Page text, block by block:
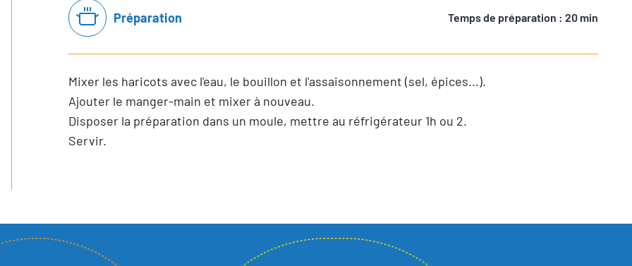
Préparation Temps de préparation : 20 min
Mixer les haricots avec l'eau, le bouillon et l'assaisonnement (sel, épices...).
Ajouter le manger-main et mixer à nouveau.
Disposer la préparation dans un moule, mettre au réfrigérateur 1h ou 2.
Servir.